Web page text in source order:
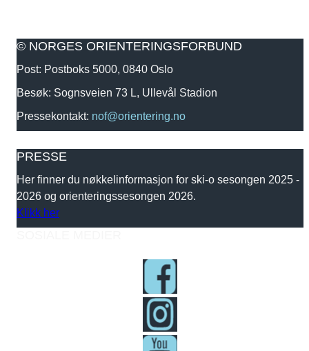
© NORGES ORIENTERINGSFORBUND
Post: Postboks 5000, 0840 Oslo
Besøk: Sognsveien 73 L, Ullevål Stadion
Pressekontakt: nof@orientering.no
PRESSE
Her finner du nøkkelinformasjon for ski-o sesongen 2025 -
2026 og orienteringssesongen 2026.
Klikk her